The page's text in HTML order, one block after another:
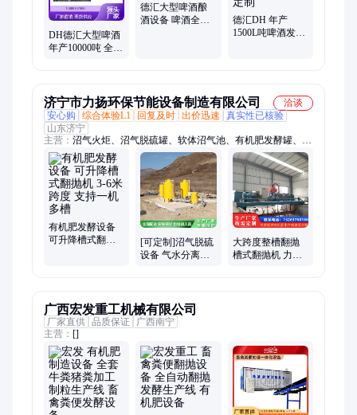
DH德汇大型啤酒
年产10000吨 全套
德汇大型啤酒酿
酒设备 啤酒全自
德汇DH 年产
1500L吨啤酒发酵
济宁市力扬环保节能设备制造有限公司
洽谈
安心购
综合体验L1 回复及时 出价迅速
真实性已核验
山东济宁
主营： 沼气火炬、沼气脱硫罐、软体沼气池、有机肥发酵罐、有
机肥发酵设备、有机肥翻抛机、自走式翻抛机、履带翻抛机、沼
气净化设备、有机肥生产线、双膜气柜、沼气设备、有机肥设
备、垃圾填埋场火炬、污水处理厂火炬、有机肥生产设备、有机
肥加工设备
有机肥发酵设备
可升降槽式翻抛
[可定制]沼气脱硫
设备 气水分离器
大跨度整槽翻抛
槽式翻抛机 力扬
广西宏发重工机械有限公司
厂家直供 品质保证
广西南宁
主营： []